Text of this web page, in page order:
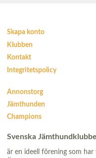
Skapa konto
Klubben
Kontakt
Integritetspolicy
Annonstorg
Jämthunden
Champions
Svenska
är en ideell förening som